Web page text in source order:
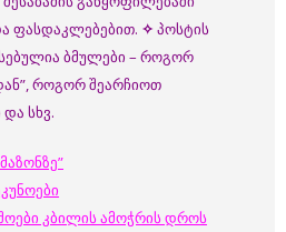
ფასდაკლებებით. ✧ პოსტის
ბმულები – როგორ
როგორ შეარჩიოთ
სხვ.
კბილის ამოჭრის დროს